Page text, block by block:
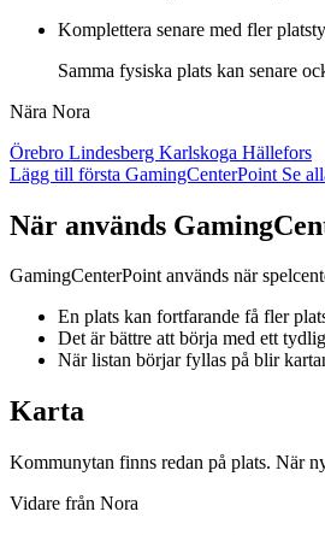
Komplettera senare med fler
Samma fysiska plats kan senare
Nära Nora
Örebro Lindesberg Karlskoga Hällefors
Lägg till första GamingCenterPoint Se
När används
GamingCenterPoint används när
En plats kan fortfarande få fler
Det är bättre att börja med ett
När listan börjar fyllas på blir
Karta
Kommunytan finns redan på plats. När
Vidare från Nora